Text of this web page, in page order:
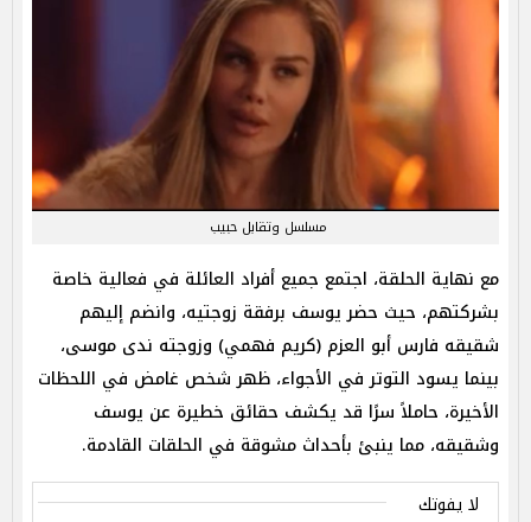
مسلسل وتقابل حبيب
مع نهاية الحلقة، اجتمع جميع أفراد العائلة في فعالية خاصة
بشركتهم، حيث حضر يوسف برفقة زوجتيه، وانضم إليهم
شقيقه فارس أبو العزم (كريم فهمي) وزوجته ندى موسى،
بينما يسود التوتر في الأجواء، ظهر شخص غامض في اللحظات
الأخيرة، حاملاً سرًا قد يكشف حقائق خطيرة عن يوسف
وشقيقه، مما ينبئ بأحداث مشوقة في الحلقات القادمة.
لا يفوتك